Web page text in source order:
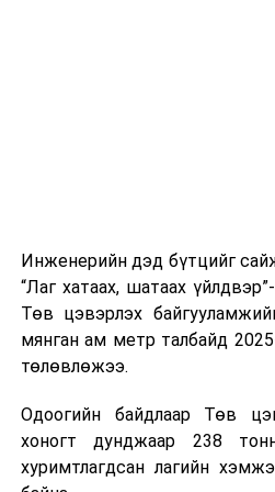
өдөр тутмын ажлын бэлэн
практик ур чадварыг
Сургалтыг танилцуулах
жишээнд суурилсан сургалт,
танилцах, онцгой нөхцөлд
онол, практик хосолсон
байна.
Инженерийн дэд бүтцийг
“Лаг хатаах, шатаах
Төв цэвэрлэх
мянган ам метр талбайд
төлөвлөжээ.
Одоогийн байдлаар Төв
хоногт дунджаар 238
хуримтлагдсан лагийн